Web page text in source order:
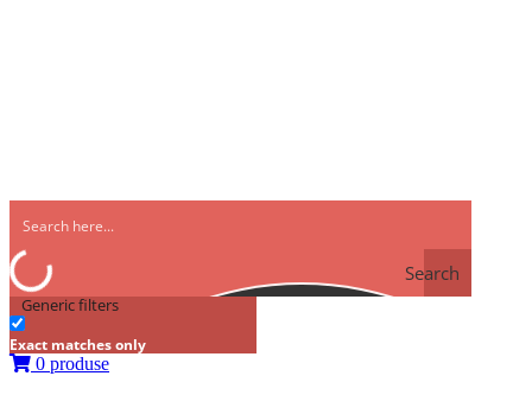
Search
Generic filters
Exact matches only
0 produse